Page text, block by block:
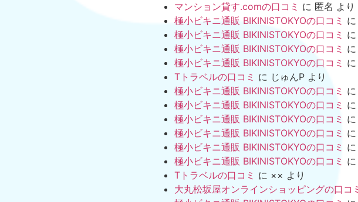
マンション貸す.comの口コミ に 匿名 より
極小ビキニ通販 BIKINISTOKYOの口コミ に
極小ビキニ通販 BIKINISTOKYOの口コミ に
極小ビキニ通販 BIKINISTOKYOの口コミ に
極小ビキニ通販 BIKINISTOKYOの口コミ に
Tトラベルの口コミ に じゅんP より
極小ビキニ通販 BIKINISTOKYOの口コミ に
極小ビキニ通販 BIKINISTOKYOの口コミ に
極小ビキニ通販 BIKINISTOKYOの口コミ に
極小ビキニ通販 BIKINISTOKYOの口コミ に
極小ビキニ通販 BIKINISTOKYOの口コミ に
極小ビキニ通販 BIKINISTOKYOの口コミ に
Tトラベルの口コミ に ×× より
大丸松坂屋オンラインショッピングの口コ